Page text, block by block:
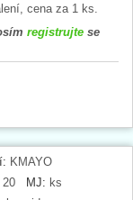
cena za 1 ks.
registrujte se
KMAYO
20 MJ: ks